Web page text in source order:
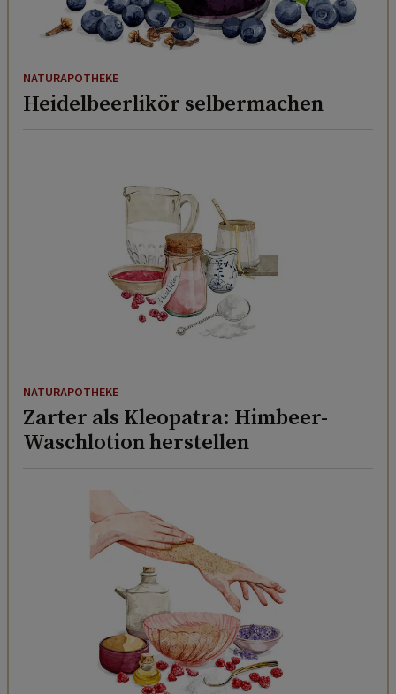
NATURAPOTHEKE
Heidelbeerlikör selbermachen
NATURAPOTHEKE
Zarter als Kleopatra: Himbeer-
Waschlotion herstellen